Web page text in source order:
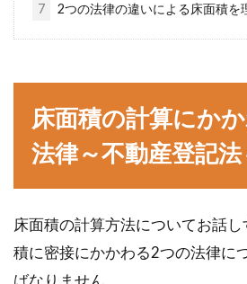
ウォシュレッ
ウォシュレットの
せんか？近年、日
シュレッ...
市街化調整区
い！コンテナ
7 2つの法律の違いによる床面積を
床面積の計算にか
法律～不動産登記法
床面積の計算方法についてお話
積に密接にかかわる2つの法律に
ばなりません。